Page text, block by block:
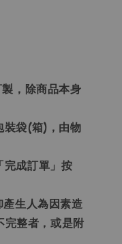
，除商品本身
裝袋(箱)，由物
完成訂單」按
產生人為因素造
完整者，或是附